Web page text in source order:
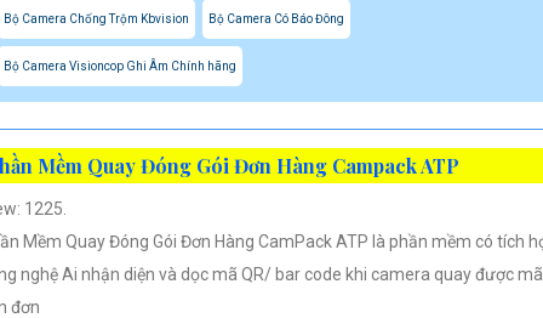
Bộ Camera Chống Trộm Kbvision Bộ Camera Có Báo Đông
Bộ Camera Visioncop Ghi Âm Chính hãng
Mềm Quay Đóng Gói Đơn Hàng Campack ATP
1225.
Mềm Quay Đóng Gói Đơn Hàng CamPack ATP là phần mềm có tích
nghệ Ai nhận diện và dọc mã QR/ bar code khi camera quay được mã
đơn